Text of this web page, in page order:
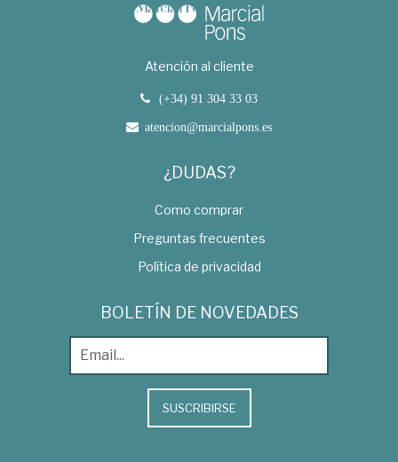
Atención al cliente
(+34) 91 304 33 03
atencion@marcialpons.es
¿DUDAS?
Como comprar
Preguntas frecuentes
Política de privacidad
BOLETÍN DE NOVEDADES
SUSCRIBIRSE